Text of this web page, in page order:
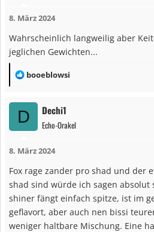
o
:
8. März 2024
Wahrscheinlich langweilig aber
jeglichen Gewichten...
R
a
k
o
e
booeblowsi
D Dechi1
Echo-Orakel
8. März 2024
Fox rage zander pro shad und der
shad sind würde ich sagen absolut
shiner fängt einfach spitze, ist im
geflavort, aber auch nen bissi
weniger haltbare Mischung. Eine